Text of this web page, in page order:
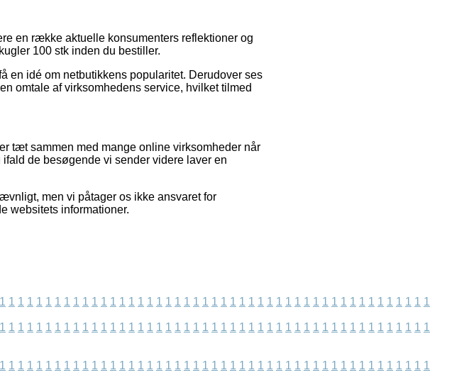
en række aktuelle konsumenters reflektioner og
100 stk inden du bestiller.
en idé om netbutikkens popularitet. Derudover ses
omtale af virksomhedens service, hvilket tilmed
tæt sammen med mange online virksomheder når
de besøgende vi sender videre laver en
men vi påtager os ikke ansvaret for
websitets informationer.
1 1 1 1 1 1 1 1 1 1 1 1 1 1 1 1 1 1 1 1 1 1 1 1 1 1 1 1 1 1 1 1 1 1 1 1 1 1 1 1 1 1 1 1 1 1 1
1 1 1 1 1 1 1 1 1 1 1 1 1 1 1 1 1 1 1 1 1 1 1 1 1 1 1 1 1 1 1 1 1 1 1 1 1 1 1 1 1 1 1 1 1 1 1
1 1 1 1 1 1 1 1 1 1 1 1 1 1 1 1 1 1 1 1 1 1 1 1 1 1 1 1 1 1 1 1 1 1 1 1 1 1 1 1 1 1 1 1 1 1 1